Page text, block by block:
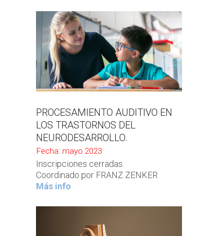
PROCESAMIENTO AUDITIVO EN
LOS TRASTORNOS DEL
NEURODESARROLLO.
Fecha: mayo 2023
Inscripciones cerradas.
Coordinado por FRANZ ZENKER
Más info